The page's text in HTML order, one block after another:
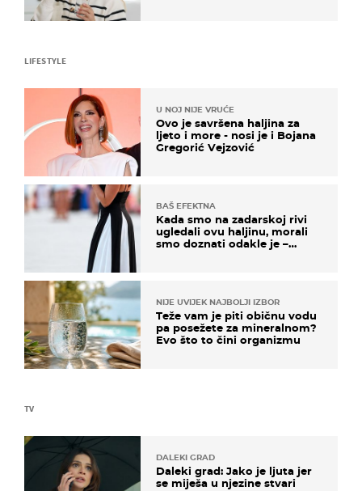
TV
DALEKI GRAD
Daleki grad: Jako je ljuta jer
se miješa u njezine stvari
LIFESTYLE
U NOJ NIJE VRUĆE
Ovo je savršena haljina za
ljeto i more - nosi je i Bojana
Gregorić Vejzović
BAŠ EFEKTNA
Kada smo na zadarskoj rivi
ugledali ovu haljinu, morali
smo doznati odakle je –
NIJE UVIJEK NAJBOLJI IZBOR
Teže vam je piti običnu vodu
pa posežete za mineralnom?
Evo što to čini organizmu